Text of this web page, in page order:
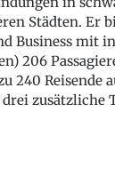
Städten. Er
Business mit
206
240 Reisende
zusätzliche